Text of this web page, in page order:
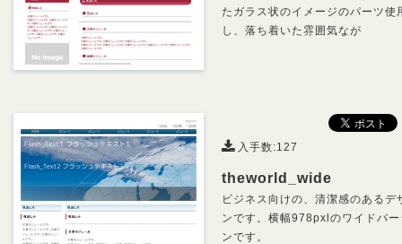
たガラス状のイメージのパーツ使
し、落ち着いた雰囲気なが
入手数:127
theworld_wide
ビジネス向けの、清潔感のあるデ
ンです。横幅978pxlのワイドバ
ンです。